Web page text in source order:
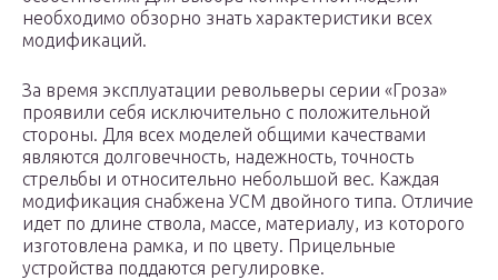
необходимо обзорно знать характеристики всех
модификаций.
За время эксплуатации револьверы серии «Гроза»
проявили себя исключительно с положительной
стороны. Для всех моделей общими качествами
являются долговечность, надежность, точность
стрельбы и относительно небольшой вес. Каждая
модификация снабжена УСМ двойного типа. Отличие
идет по длине ствола, массе, материалу, из которого
изготовлена рамка, и по цвету. Прицельные
устройства поддаются регулировке.